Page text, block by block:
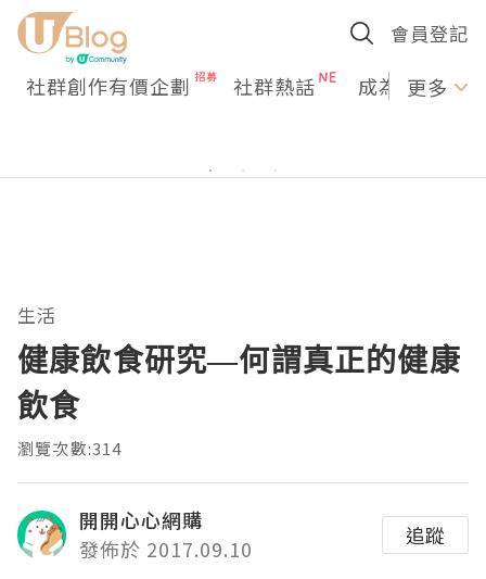
會員登記
社群創作有價企劃 社群熱話 成為U更多
生活
健康飲食研究—何謂真正的健康
飲食
瀏覽次數:314
開開心心網購
發佈於 2017.09.10
追蹤